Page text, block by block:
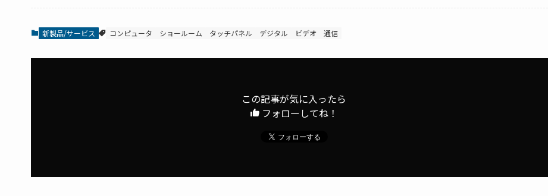
新製品/サービス コンピュータ ショールーム タッチパネル デジタル ビデオ 通信
この記事が気に入ったら
フォローしてね！